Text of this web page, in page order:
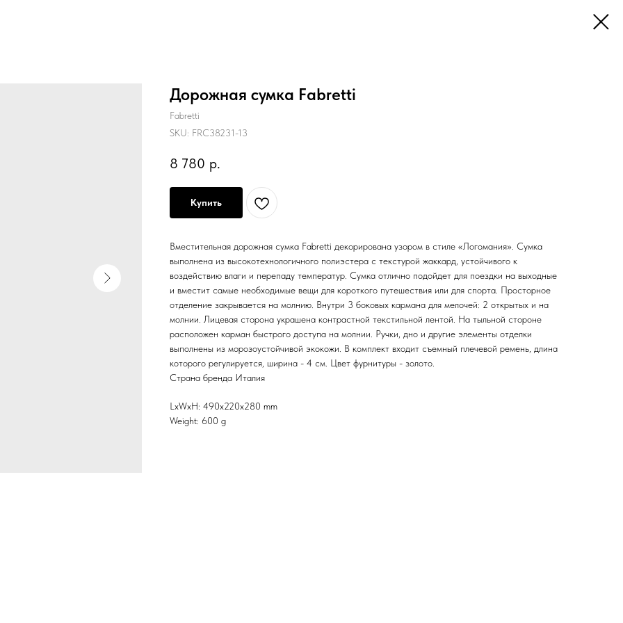
Дорожная сумка Fabretti
Fabretti
SKU: FRC38231-13
8 780 р.
Купить
Вместительная дорожная сумка Fabretti декорирована узором в стиле «Логомания». Сумка
выполнена из высокотехнологичного полиэстера с текстурой жаккард, устойчивого к
воздействию влаги и перепаду температур. Сумка отлично подойдет для поездки на выходные
и вместит самые необходимые вещи для короткого путешествия или для спорта. Просторное
отделение закрывается на молнию. Внутри 3 боковых кармана для мелочей: 2 открытых и на
молнии. Лицевая сторона украшена контрастной текстильной лентой. На тыльной стороне
расположен карман быстрого доступа на молнии. Ручки, дно и другие элементы отделки
выполнены из морозоустойчивой экокожи. В комплект входит съемный плечевой ремень, длина
которого регулируется, ширина - 4 см. Цвет фурнитуры - золото.
Страна бренда Италия
LxWxH: 490x220x280 mm
Weight: 600 g